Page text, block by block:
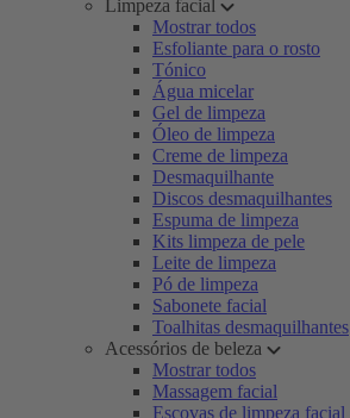
Limpeza facial
Mostrar todos
Esfoliante para o rosto
Tónico
Água micelar
Gel de limpeza
Óleo de limpeza
Creme de limpeza
Desmaquilhante
Discos desmaquilhantes
Espuma de limpeza
Kits limpeza de pele
Leite de limpeza
Pó de limpeza
Sabonete facial
Toalhitas desmaquilhantes
Acessórios de beleza
Mostrar todos
Massagem facial
Escovas de limpeza facial